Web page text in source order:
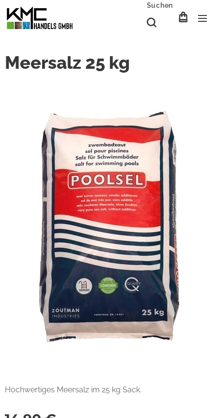
Suchen
Meersalz 25 kg
Hochwertiges Meersalz im 25 kg Sack.